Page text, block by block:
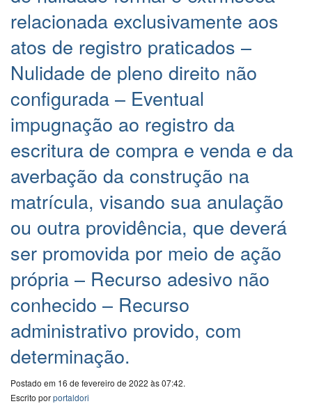
relacionada exclusivamente aos
atos de registro praticados –
Nulidade de pleno direito não
configurada – Eventual
impugnação ao registro da
escritura de compra e venda e da
averbação da construção na
matrícula, visando sua anulação
ou outra providência, que deverá
ser promovida por meio de ação
própria – Recurso adesivo não
conhecido – Recurso
administrativo provido, com
determinação.
Postado em 16 de fevereiro de 2022 às 07:42.
Escrito porportaldori